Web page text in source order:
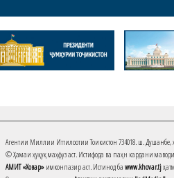
Агентии Миллии Иттилоотии Тоҷикистон 734018. ш. Душанбе,
© Ҳамаи ҳуқуқ маҳфуз аст. Истифода ва паҳн кардани
АМИТ «Ховар» имконпазир аст. Истинод ба www.khovar.tj